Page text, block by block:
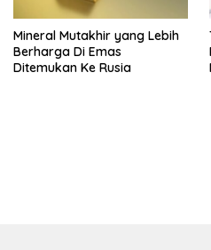
Mineral Mutakhir yang Lebih
Berharga Di Emas
Ditemukan Ke Rusia